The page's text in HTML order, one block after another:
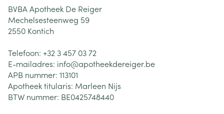
BVBA Apotheek De Reiger
Mechelsesteenweg 59
2550 Kontich
Telefoon: +32 3 457 03 72
E-mailadres: info@apotheekdereiger.be
APB nummer: 113101
Apotheek titularis: Marleen Nijs
BTW nummer: BE0425748440